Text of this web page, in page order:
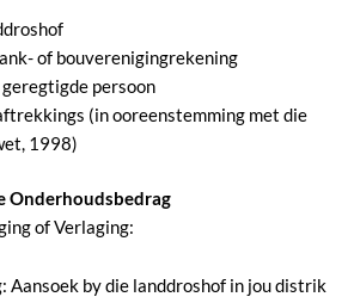
of bouverenigingrekening
persoon
(in ooreenstemming met die
1998)
Onderhoudsbedrag
of Verlaging:
Aansoek by die landdroshof in jou distrik